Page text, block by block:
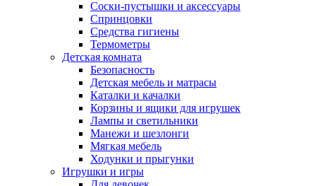
Соски-пустышки и аксессуары
Спринцовки
Средства гигиены
Термометры
Детская комната
Безопасность
Детская мебель и матрасы
Каталки и качалки
Корзины и ящики для игрушек
Лампы и светильники
Манежи и шезлонги
Мягкая мебель
Ходунки и прыгунки
Игрушки и игры